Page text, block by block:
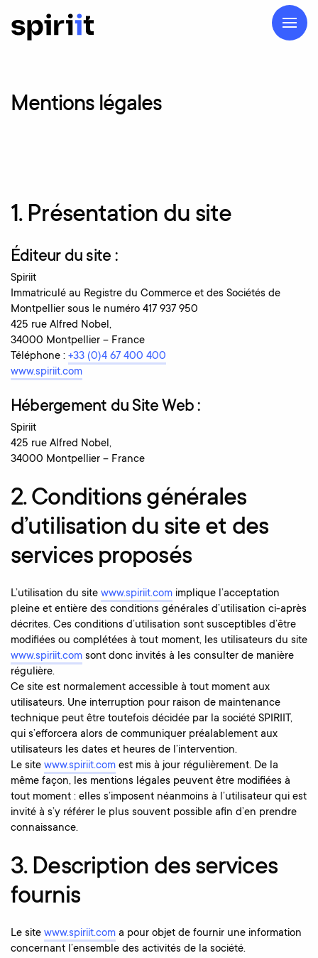
Mentions légales
1. Présentation du site
Éditeur du site :
Spiriit
Immatriculé au Registre du Commerce et des Sociétés de
Montpellier sous le numéro 417 937 950
425 rue Alfred Nobel,
34000 Montpellier – France
Téléphone : +33 (0)4 67 400 400
www.spiriit.com
Hébergement du Site Web :
Spiriit
425 rue Alfred Nobel,
34000 Montpellier – France
2. Conditions générales
d’utilisation du site et des
services proposés
L’utilisation du site www.spiriit.com implique l’acceptation
pleine et entière des conditions générales d’utilisation ci-après
décrites. Ces conditions d’utilisation sont susceptibles d’être
modifiées ou complétées à tout moment, les utilisateurs du site
www.spiriit.com sont donc invités à les consulter de manière
régulière.
Ce site est normalement accessible à tout moment aux
utilisateurs. Une interruption pour raison de maintenance
technique peut être toutefois décidée par la société SPIRIIT,
qui s’efforcera alors de communiquer préalablement aux
utilisateurs les dates et heures de l’intervention.
Le site www.spiriit.com est mis à jour régulièrement. De la
même façon, les mentions légales peuvent être modifiées à
tout moment : elles s’imposent néanmoins à l’utilisateur qui est
invité à s’y référer le plus souvent possible afin d’en prendre
connaissance.
3. Description des services
fournis
Le site www.spiriit.com a pour objet de fournir une information
concernant l’ensemble des activités de la société.